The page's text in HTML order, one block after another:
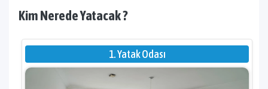
Kim Nerede Yatacak ?
1. Yatak Odası